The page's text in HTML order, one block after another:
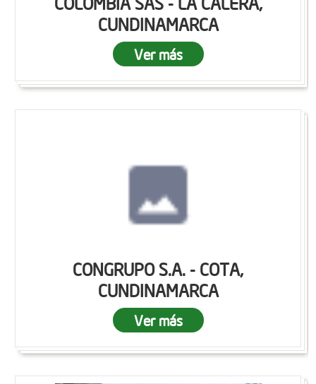
CUNDINAMARCA
Ver más
CONGRUPO S.A. - COTA,
CUNDINAMARCA
Ver más